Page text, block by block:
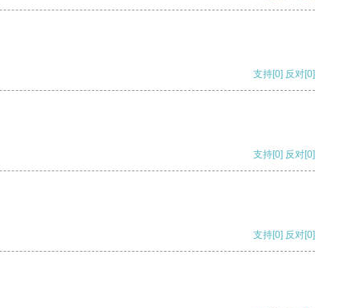
支持[0] 反对[0]
支持[0] 反对[0]
支持[0] 反对[0]